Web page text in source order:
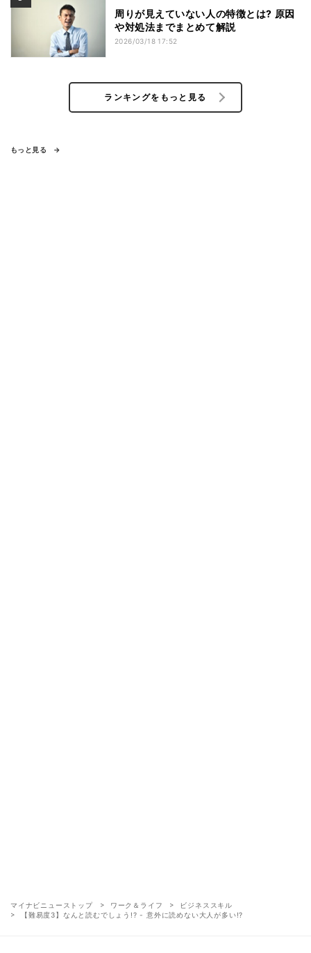
周りが見えていない人の特徴とは? 原因
や対処法までまとめて解説
2026/03/18 17:52
ランキングをもっと見る
もっと見る
マイナビニューストップ ワーク＆ライフ
ビジネススキル
【難易度3】なんと読むでしょう!? - 意外に読めない大人が多い!?